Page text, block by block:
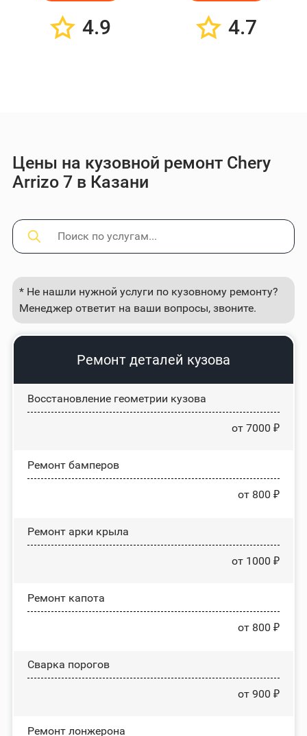
4.9 4.7
Цены на кузовной ремонт Chery
Arrizo 7 в Казани
* Не нашли нужной услуги по кузовному ремонту?
Менеджер ответит на ваши вопросы, звоните.
Ремонт деталей кузова
Восстановление геометрии кузова
от 7000 ₽
Ремонт бамперов
от 800 ₽
Ремонт арки крыла
от 1000 ₽
Ремонт капота
от 800 ₽
Сварка порогов
от 900 ₽
Ремонт лонжерона